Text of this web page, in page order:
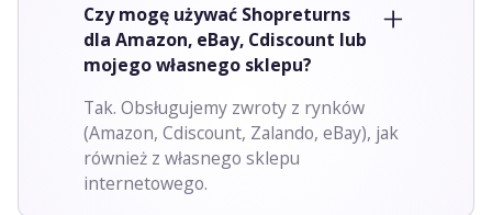
Czy mogę używać Shopreturns
dla Amazon, eBay, Cdiscount lub
mojego własnego sklepu?
Tak. Obsługujemy zwroty z rynków
(Amazon, Cdiscount, Zalando, eBay), jak
również z własnego sklepu
internetowego.